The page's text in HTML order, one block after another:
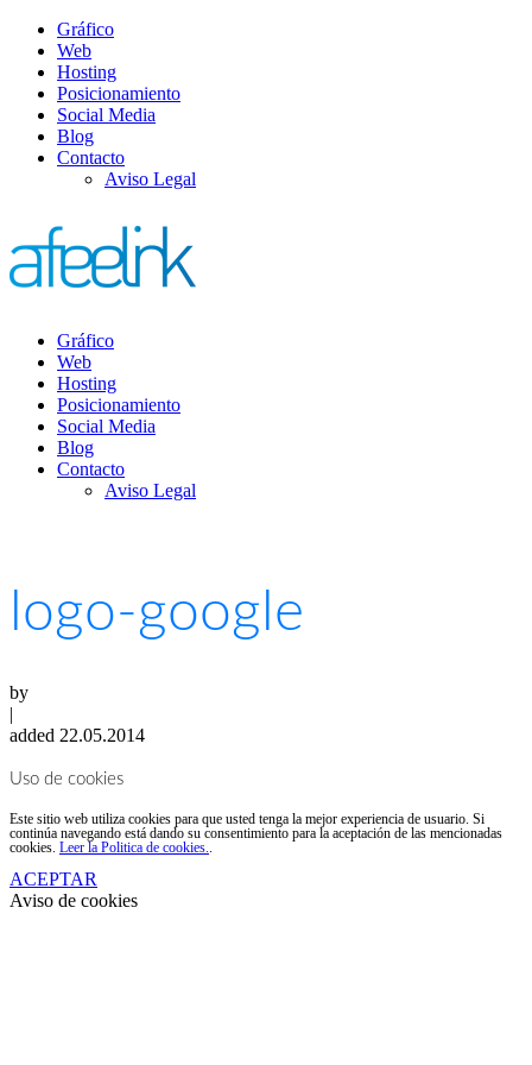
Gráfico
Web
Hosting
Posicionamiento
Social Media
Blog
Contacto
Aviso Legal
Gráfico
Web
Hosting
Posicionamiento
Social Media
Blog
Contacto
Aviso Legal
logo-google
by
|
added 22.05.2014
Uso de cookies
Este sitio web utiliza cookies para que usted tenga la mejor experiencia de usuario. Si
continúa navegando está dando su consentimiento para la aceptación de las mencionadas
cookies. Leer la Politica de cookies..
ACEPTAR
Aviso de cookies